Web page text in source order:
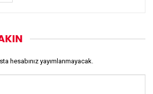
hesabınız yayımlanmayacak.